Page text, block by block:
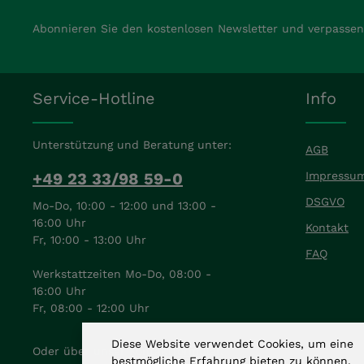
Abonnieren Sie den kostenlosen Newsletter und
Service-Hotline
Unterstützung und Beratung unter:
+49 23 33/98 59-0
Mo-Do, 10:00 - 12:00 und 13:00 -
16:00 Uhr
Fr, 10:00 - 13:00 Uhr
Werkstattzeiten Mo-Do, 08:00 -
16:00 Uhr
Fr, 08:00 - 12:00 Uhr
Oder über unserKontaktformular.
Info
AGB
DSGVO
Kontakt
FAQ
Diese Website verwendet Cookies, um eine
bestmögliche Erfahrung bieten zu können.